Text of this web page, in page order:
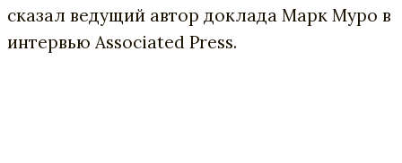
сказал ведущий автор доклада Марк Муро в
интервью Associated Press.